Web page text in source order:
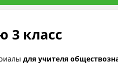
3 класс
для учителя